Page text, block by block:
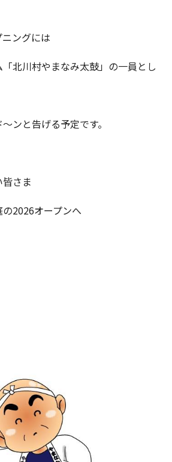
ングには
北川村やまなみ太鼓」の一員とし
ンと告げる予定です。
さま
2026オープンへ